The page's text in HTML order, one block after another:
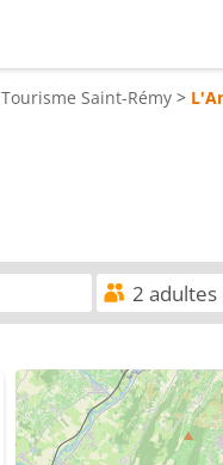
Tourisme Saint-Rémy >